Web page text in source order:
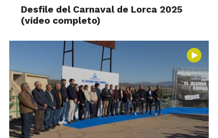
Desfile del Carnaval de Lorca 2025
(vídeo completo)